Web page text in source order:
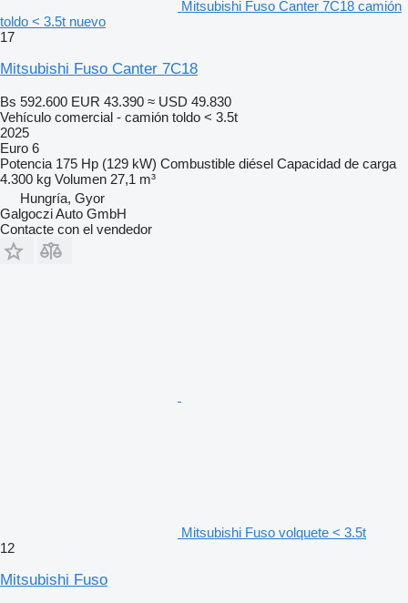
Mitsubishi Fuso Canter 7C18 camión
toldo < 3.5t nuevo
17
Mitsubishi Fuso Canter 7C18
Bs 592.600 EUR 43.390 ≈ USD 49.830
Vehículo comercial - camión toldo < 3.5t
2025
Euro 6
Potencia 175 Hp (129 kW) Combustible diésel Capacidad de carga
4.300 kg Volumen 27,1 m³
Hungría, Gyor
Galgoczi Auto GmbH
Contacte con el vendedor
Mitsubishi Fuso volquete < 3.5t
12
Mitsubishi Fuso